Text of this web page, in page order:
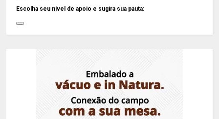
Escolha seu nível de apoio e sugira sua pauta: